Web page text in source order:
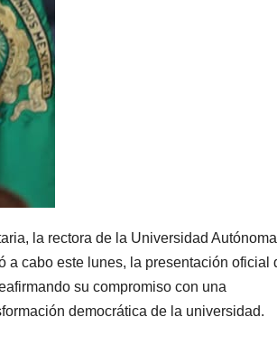
la rectora de la Universidad Autónoma
cabo este lunes, la presentación oficial
su compromiso con una
democrática de la universidad.